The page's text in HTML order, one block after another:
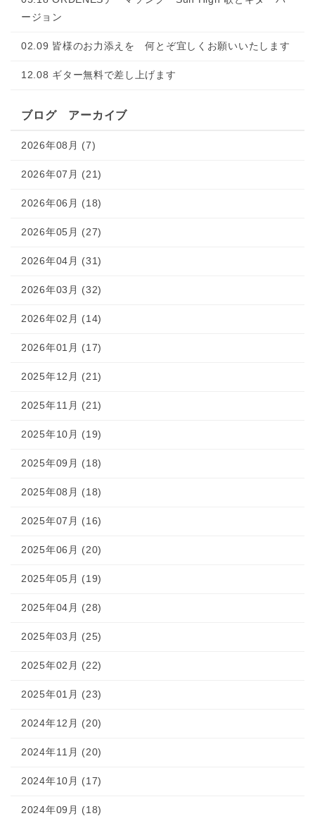
ージョン
02.09 皆様のお力添えを 何とぞ宜しくお願いいたします
12.08 ギター無料で差し上げます
ブログ アーカイブ
2026年08月 (7)
2026年07月 (21)
2026年06月 (18)
2026年05月 (27)
2026年04月 (31)
2026年03月 (32)
2026年02月 (14)
2026年01月 (17)
2025年12月 (21)
2025年11月 (21)
2025年10月 (19)
2025年09月 (18)
2025年08月 (18)
2025年07月 (16)
2025年06月 (20)
2025年05月 (19)
2025年04月 (28)
2025年03月 (25)
2025年02月 (22)
2025年01月 (23)
2024年12月 (20)
2024年11月 (20)
2024年10月 (17)
2024年09月 (18)